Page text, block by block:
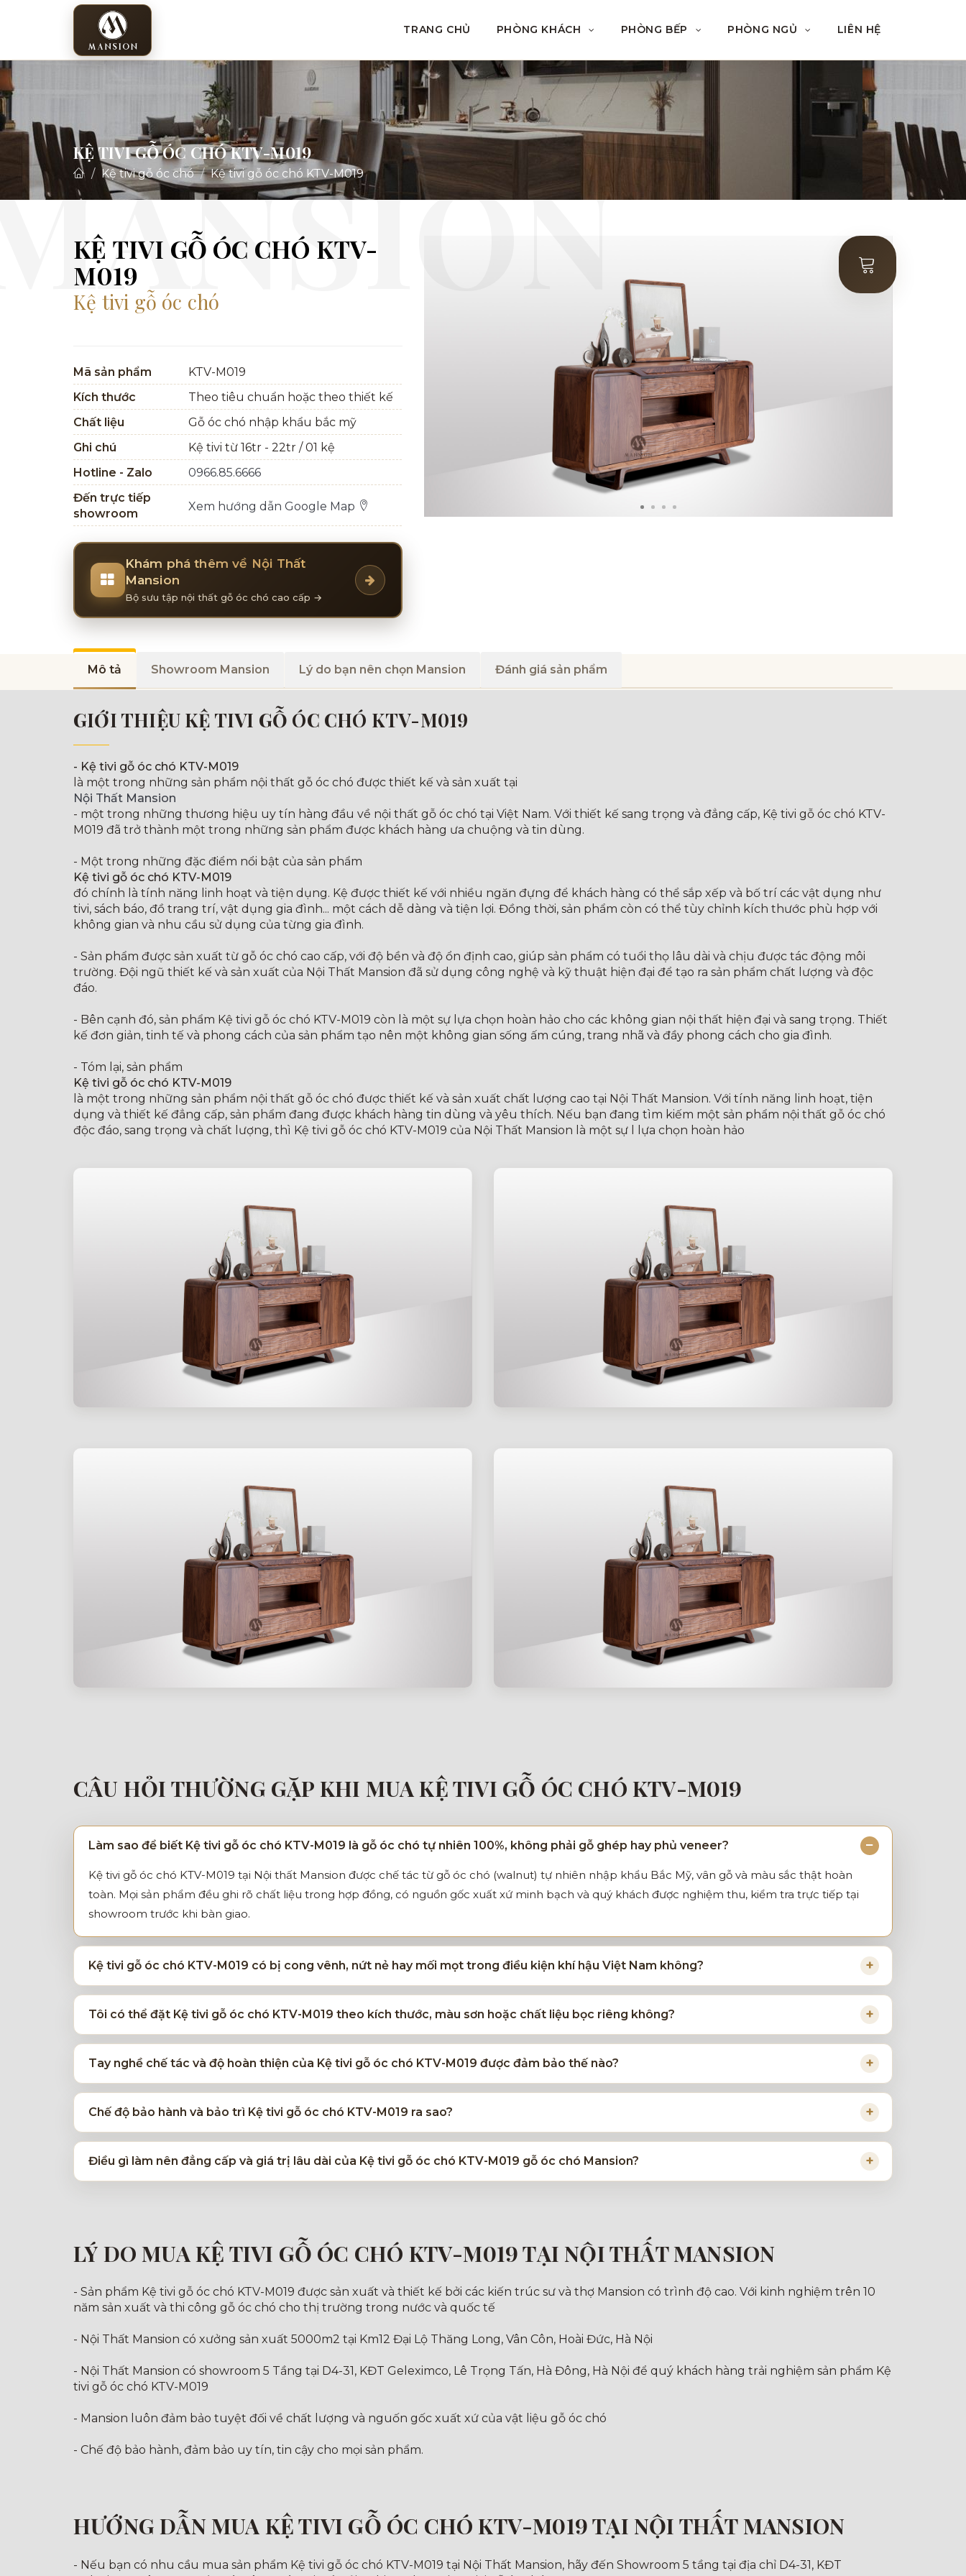
TRANG CHỦ PHÒNG KHÁCH PHÒNG BẾP PHÒNG NGỦ LIÊN HỆ
KỆ TIVI GỖ ÓC CHÓ KTV-M019
Kệ tivi gỗ óc chó Kệ tivi gỗ óc chó KTV-M019
KỆ TIVI GỖ ÓC CHÓ KTV-
M019
Kệ tivi gỗ óc chó
Mã sản phẩm
KTV-M019
Kích thước
Theo tiêu chuẩn hoặc theo thiết kế
Chất liệu
Gỗ óc chó nhập khẩu bắc mỹ
Ghi chú
Kệ tivi từ 16tr - 22tr / 01 kệ
Hotline - Zalo
0966.85.6666
Đến trực tiếp
showroom
Xem hướng dẫn Google Map
Khám phá thêm về Nội Thất
Mansion
Bộ sưu tập nội thất gỗ óc chó cao cấp →
Mô tả Showroom Mansion Lý do bạn nên chọn Mansion Đánh giá sản phẩm
GIỚI THIỆU KỆ TIVI GỖ ÓC CHÓ KTV-M019
- Kệ tivi gỗ óc chó KTV-M019
là một trong những sản phẩm nội thất gỗ óc chó được thiết kế và sản xuất tại
Nội Thất Mansion
- một trong những thương hiệu uy tín hàng đầu về nội thất gỗ óc chó tại Việt Nam. Với thiết kế sang trọng và đẳng cấp, Kệ tivi gỗ óc chó KTV-
M019 đã trở thành một trong những sản phẩm được khách hàng ưa chuộng và tin dùng.
- Một trong những đặc điểm nổi bật của sản phẩm
Kệ tivi gỗ óc chó KTV-M019
đó chính là tính năng linh hoạt và tiện dụng. Kệ được thiết kế với nhiều ngăn đựng để khách hàng có thể sắp xếp và bố trí các vật dụng như
tivi, sách báo, đồ trang trí, vật dụng gia đình... một cách dễ dàng và tiện lợi. Đồng thời, sản phẩm còn có thể tùy chỉnh kích thước phù hợp với
không gian và nhu cầu sử dụng của từng gia đình.
- Sản phẩm được sản xuất từ gỗ óc chó cao cấp, với độ bền và độ ổn định cao, giúp sản phẩm có tuổi thọ lâu dài và chịu được tác động môi
trường. Đội ngũ thiết kế và sản xuất của Nội Thất Mansion đã sử dụng công nghệ và kỹ thuật hiện đại để tạo ra sản phẩm chất lượng và độc
đáo.
- Bên cạnh đó, sản phẩm Kệ tivi gỗ óc chó KTV-M019 còn là một sự lựa chọn hoàn hảo cho các không gian nội thất hiện đại và sang trọng. Thiết
kế đơn giản, tinh tế và phong cách của sản phẩm tạo nên một không gian sống ấm cúng, trang nhã và đầy phong cách cho gia đình.
- Tóm lại, sản phẩm
Kệ tivi gỗ óc chó KTV-M019
là một trong những sản phẩm nội thất gỗ óc chó được thiết kế và sản xuất chất lượng cao tại Nội Thất Mansion. Với tính năng linh hoạt, tiện
dụng và thiết kế đẳng cấp, sản phẩm đang được khách hàng tin dùng và yêu thích. Nếu bạn đang tìm kiếm một sản phẩm nội thất gỗ óc chó
độc đáo, sang trọng và chất lượng, thì Kệ tivi gỗ óc chó KTV-M019 của Nội Thất Mansion là một sự l lựa chọn hoàn hảo
CÂU HỎI THƯỜNG GẶP KHI MUA KỆ TIVI GỖ ÓC CHÓ KTV-M019
Làm sao để biết Kệ tivi gỗ óc chó KTV-M019 là gỗ óc chó tự nhiên 100%, không phải gỗ ghép hay phủ veneer?
Kệ tivi gỗ óc chó KTV-M019 tại Nội thất Mansion được chế tác từ gỗ óc chó (walnut) tự nhiên nhập khẩu Bắc Mỹ, vân gỗ và màu sắc thật hoàn
toàn. Mọi sản phẩm đều ghi rõ chất liệu trong hợp đồng, có nguồn gốc xuất xứ minh bạch và quý khách được nghiệm thu, kiểm tra trực tiếp tại
showroom trước khi bàn giao.
Kệ tivi gỗ óc chó KTV-M019 có bị cong vênh, nứt nẻ hay mối mọt trong điều kiện khí hậu Việt Nam không?
Tôi có thể đặt Kệ tivi gỗ óc chó KTV-M019 theo kích thước, màu sơn hoặc chất liệu bọc riêng không?
Tay nghề chế tác và độ hoàn thiện của Kệ tivi gỗ óc chó KTV-M019 được đảm bảo thế nào?
Chế độ bảo hành và bảo trì Kệ tivi gỗ óc chó KTV-M019 ra sao?
Điều gì làm nên đẳng cấp và giá trị lâu dài của Kệ tivi gỗ óc chó KTV-M019 gỗ óc chó Mansion?
LÝ DO MUA KỆ TIVI GỖ ÓC CHÓ KTV-M019 TẠI NỘI THẤT MANSION
- Sản phẩm Kệ tivi gỗ óc chó KTV-M019 được sản xuất và thiết kế bởi các kiến trúc sư và thợ Mansion có trình độ cao. Với kinh nghiệm trên 10
năm sản xuất và thi công gỗ óc chó cho thị trường trong nước và quốc tế
- Nội Thất Mansion có xưởng sản xuất 5000m2 tại Km12 Đại Lộ Thăng Long, Vân Côn, Hoài Đức, Hà Nội
- Nội Thất Mansion có showroom 5 Tầng tại D4-31, KĐT Geleximco, Lê Trọng Tấn, Hà Đông, Hà Nội để quý khách hàng trải nghiệm sản phẩm Kệ
tivi gỗ óc chó KTV-M019
- Mansion luôn đảm bảo tuyệt đối về chất lượng và nguốn gốc xuất xứ của vật liệu gỗ óc chó
- Chế độ bảo hành, đảm bảo uy tín, tin cậy cho mọi sản phẩm.
HƯỚNG DẪN MUA KỆ TIVI GỖ ÓC CHÓ KTV-M019 TẠI NỘI THẤT MANSION
- Nếu bạn có nhu cầu mua sản phẩm Kệ tivi gỗ óc chó KTV-M019 tại Nội Thất Mansion, hãy đến Showroom 5 tầng tại địa chỉ D4-31, KĐT